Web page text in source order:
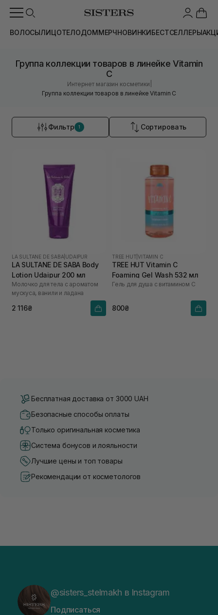
ВОЛОСЫЛИЦОТЕЛОДОММЕРЧНОВИНКИБЕСТСЕЛЛЕРЫ
Группа коллекции товаров в линейке Vitamin
C
Интернет магазин косметики
Группа коллекции товаров в линейке Vitamin C
Фильтр 1 Сортировать
LA SULTANE DE SABA UDAIPUR
LA SULTANE DE SABA Body
Lotion Udaipur 200 мл
Молочко для тела с ароматом
мускуса, ванили и ладана
2 116₴
TREE HUT |VITAMIN C
TREE HUT Vitamin C
Foaming Gel Wash 532 мл
Гель для душа с витамином C
800₴
Бесплатная доставка от 3000 UAH
Безопасные способы оплаты
Только оригинальная косметика
Система бонусов и лояльности
Лучшие цены и топ товары
Рекомендации от косметологов
@sisters_stelmakh в Instagram
Подписаться